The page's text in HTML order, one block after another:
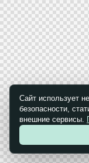
Сайт использует
безопасности,
внешние сервисы.